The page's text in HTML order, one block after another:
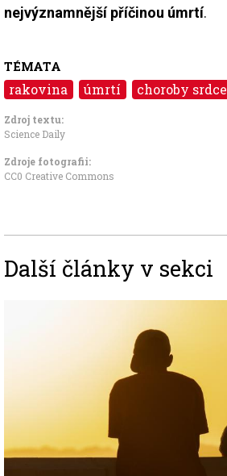
nejvýznamnější příčinou úmrtí.
TÉMATA
rakovina úmrtí choroby srdce
Zdroj textu:
Science Daily
Zdroje fotografii:
CC0 Creative Commons
Další články v sekci